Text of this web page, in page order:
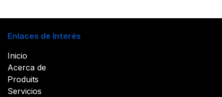
Enlaces de Interés
Inicio
Acerca de
Produits
Servicios